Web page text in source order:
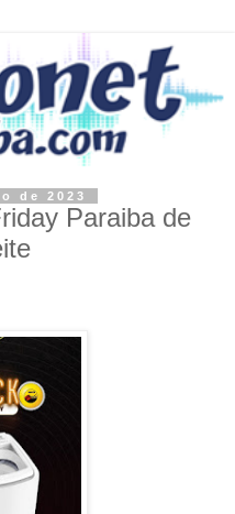
de 2023
Paraiba de